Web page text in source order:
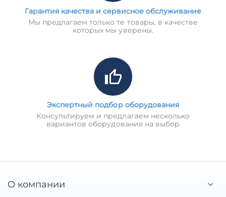
Гарантия качества и сервисное обслуживание
Мы предлагаем только те товары, в качестве
которых мы уверены.
Экспертный подбор оборудования
Консультируем и предлагаем несколько
вариантов оборудования на выбор
О компании